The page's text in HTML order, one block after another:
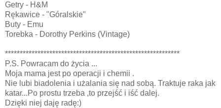
Getry - H&M
Rękawice - "Góralskie"
Buty - Emu
Torebka - Dorothy Perkins (Vintage)
***********************************************************
P.S. Powracam do życia ...
Moja mama jest po operacji i chemii .
Nie lubi biadolenia i użalania się nad sobą. Traktuje raka jak
katar...Po prostu trzeba ,to przejść i iść dalej.
Dzięki niej daję radę:)